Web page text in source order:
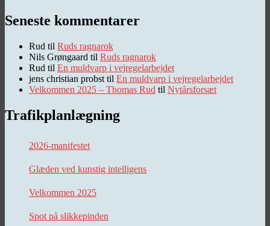
Seneste kommentarer
Rud til Ruds ragnarok
Nils Grøngaard til Ruds ragnarok
Rud til En muldvarp i vejregelarbejdet
jens christian probst til En muldvarp i vejregelarbejdet
Velkommen 2025 – Thomas Rud til Nytårsforsæt
Trafikplanlægning
2026-manifestet
Glæden ved kunstig intelligens
Velkommen 2025
Spot på slikkepinden